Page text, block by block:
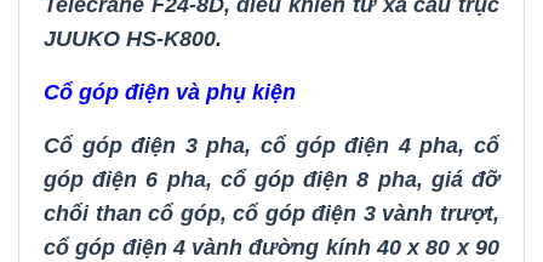
Telecrane F24-8D,điều khiển từ xa cầu trục
JUUKO HS-K800.
Cổ góp điện và phụ kiện
Cổ góp điện 3 pha, cổ góp điện 4 pha, cổ
góp điện 6 pha, cổ góp điện 8 pha, giá đỡ
chổi than cổ góp,cổ góp điện 3 vành trượt,
cổ góp điện 4 vành đường kính 40 x 80 x 90